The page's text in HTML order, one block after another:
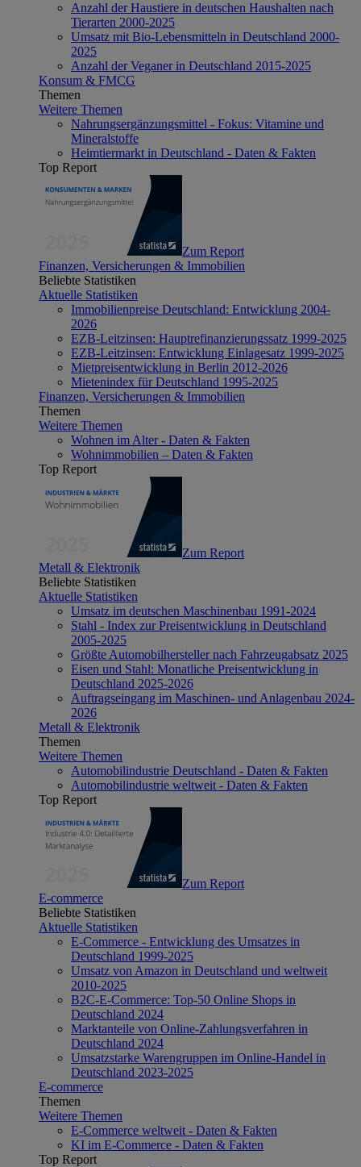
Anzahl der Haustiere in deutschen Haushalten nach
Tierarten 2000-2025
Umsatz mit Bio-Lebensmitteln in Deutschland 2000-
2025
Anzahl der Veganer in Deutschland 2015-2025
Konsum & FMCG
Themen
Weitere Themen
Nahrungsergänzungsmittel - Fokus: Vitamine und
Mineralstoffe
Heimtiermarkt in Deutschland - Daten & Fakten
Top Report
Zum Report
Finanzen, Versicherungen & Immobilien
Beliebte Statistiken
Aktuelle Statistiken
Immobilienpreise Deutschland: Entwicklung 2004-
2026
EZB-Leitzinsen: Hauptrefinanzierungssatz 1999-2025
EZB-Leitzinsen: Entwicklung Einlagesatz 1999-2025
Mietpreisentwicklung in Berlin 2012-2026
Mietenindex für Deutschland 1995-2025
Finanzen, Versicherungen & Immobilien
Themen
Weitere Themen
Wohnen im Alter - Daten & Fakten
Wohnimmobilien – Daten & Fakten
Top Report
Zum Report
Metall & Elektronik
Beliebte Statistiken
Aktuelle Statistiken
Umsatz im deutschen Maschinenbau 1991-2024
Stahl - Index zur Preisentwicklung in Deutschland
2005-2025
Größte Automobilhersteller nach Fahrzeugabsatz 2025
Eisen und Stahl: Monatliche Preisentwicklung in
Deutschland 2025-2026
Auftragseingang im Maschinen- und Anlagenbau 2024-
2026
Metall & Elektronik
Themen
Weitere Themen
Automobilindustrie Deutschland - Daten & Fakten
Automobilindustrie weltweit - Daten & Fakten
Top Report
Zum Report
E-commerce
Beliebte Statistiken
Aktuelle Statistiken
E-Commerce - Entwicklung des Umsatzes in
Deutschland 1999-2025
Umsatz von Amazon in Deutschland und weltweit
2010-2025
B2C-E-Commerce: Top-50 Online Shops in
Deutschland 2024
Marktanteile von Online-Zahlungsverfahren in
Deutschland 2024
Umsatzstarke Warengruppen im Online-Handel in
Deutschland 2023-2025
E-commerce
Themen
Weitere Themen
E-Commerce weltweit - Daten & Fakten
KI im E-Commerce - Daten & Fakten
Top Report